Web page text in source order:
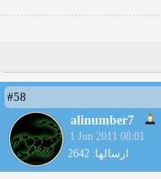
#58
alinumber7
1 Jun 2011 08:01
ارسالها: 2642